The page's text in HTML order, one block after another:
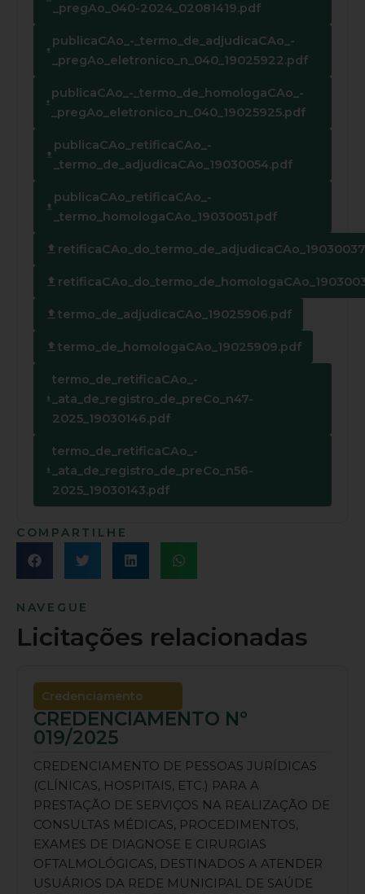
_pregAo_040-2024_02081419.pdf
publicaCAo_-_termo_de_adjudicaCAo_-
_pregAo_eletronico_n_040_19025922.pdf
publicaCAo_-_termo_de_homologaCAo_-
_pregAo_eletronico_n_040_19025925.pdf
publicaCAo_retificaCAo_-
_termo_de_adjudicaCAo_19030054.pdf
publicaCAo_retificaCAo_-
_termo_homologaCAo_19030051.pdf
termo_de_adjudicaCAo_19025906.pdf
termo_de_homologaCAo_19025909.pdf
termo_de_retificaCAo_-
_ata_de_registro_de_preCo_n47-
2025_19030146.pdf
termo_de_retificaCAo_-
_ata_de_registro_de_preCo_n56-
2025_19030143.pdf
COMPARTILHE
NAVEGUE
Licitações relacionadas
Credenciamento
CREDENCIAMENTO Nº
019/2025
CREDENCIAMENTO DE PESSOAS JURÍDICAS
(CLÍNICAS, HOSPITAIS, ETC.) PARA A
PRESTAÇÃO DE SERVIÇOS NA REALIZAÇÃO DE
CONSULTAS MÉDICAS, PROCEDIMENTOS,
EXAMES DE DIAGNOSE E CIRURGIAS
OFTALMOLÓGICAS, DESTINADOS A ATENDER
USUÁRIOS DA REDE MUNICIPAL DE SAÚDE